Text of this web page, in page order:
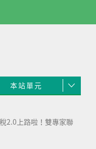
本站單元
2.0上路啦！雙專家聯